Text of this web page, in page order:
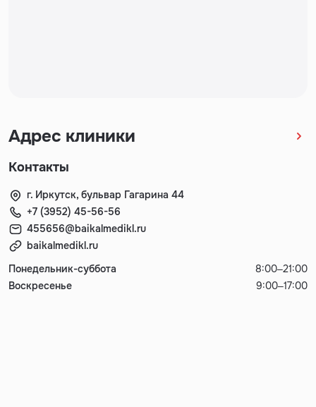
Адрес клиники
Контакты
г. Иркутск, бульвар Гагарина 44
+7 (3952) 45-56-56
455656@baikalmedikl.ru
baikalmedikl.ru
Понедельник-суббота
8:00–21:00
Воскресенье
9:00–17:00